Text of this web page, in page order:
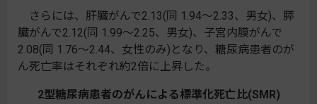
さらには、肝臓がんで2.13(同 1.94～2.33、男女)、膵
臓がんで2.12(同 1.99～2.25、男女)、子宮内膜がんで
2.08(同 1.76～2.44、女性のみ)となり、糖尿病患者のが
ん死亡率はそれぞれ約2倍に上昇した。
2型糖尿病患者のがんによる標準化死亡比(SMR)